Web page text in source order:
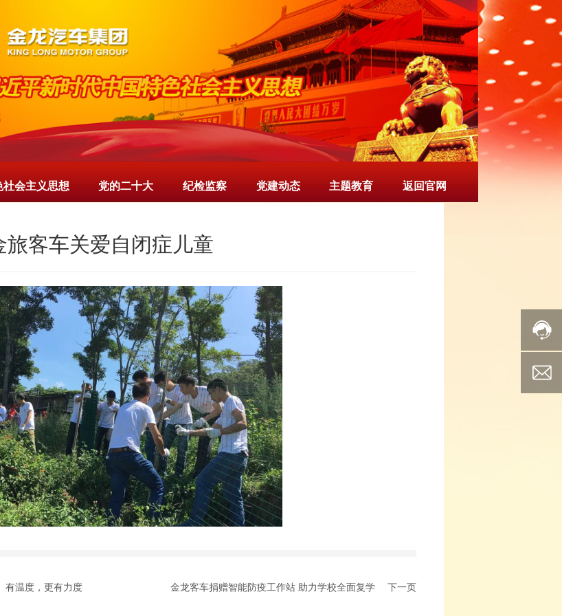
会主义思想 党的二十大 纪检监察 党建动态 主题教育 返回官网
旅客车关爱自闭症儿童
有温度，更有力度 金龙客车捐赠智能防疫工作站 助力学校全面复学 下一页